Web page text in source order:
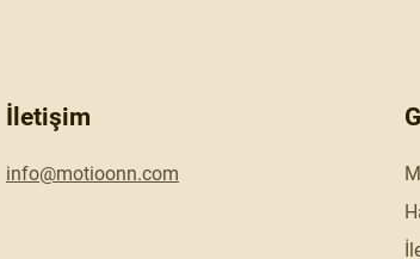
İletişim
info@motioonn.com